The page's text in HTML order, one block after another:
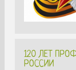
120 ЛЕТ
РОССИИ